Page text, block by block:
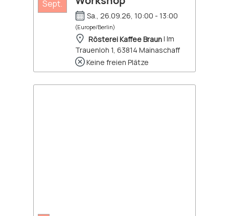
Sept.
Sa., 26.09.26, 10:00 - 13:00
(Europe/Berlin)
Rösterei Kaffee Braun| Im
Trauenloh 1, 63814 Mainaschaff
Keine freien Plätze